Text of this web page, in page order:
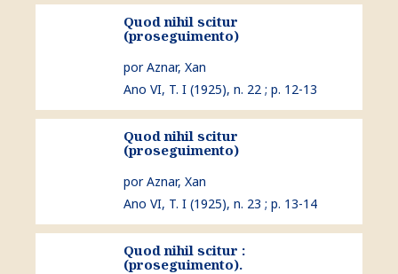
ver Quod nihil scitur (proseguimento)
Quod nihil scitur
(proseguimento)
por Aznar, Xan
Ano VI, T. I (1925), n. 22 ; p. 12-13
ver Quod nihil scitur (proseguimento)
Quod nihil scitur
(proseguimento)
por Aznar, Xan
Ano VI, T. I (1925), n. 23 ; p. 13-14
ver Quod nihil scitur : (proseguimento).
Quod nihil scitur :
(proseguimento).